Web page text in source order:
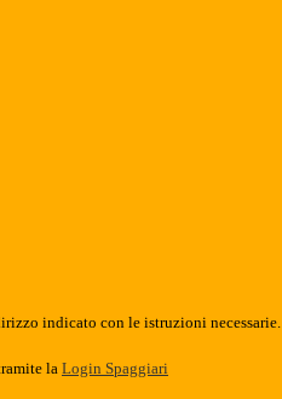
indicato con le istruzioni necessarie.
la Login Spaggiari